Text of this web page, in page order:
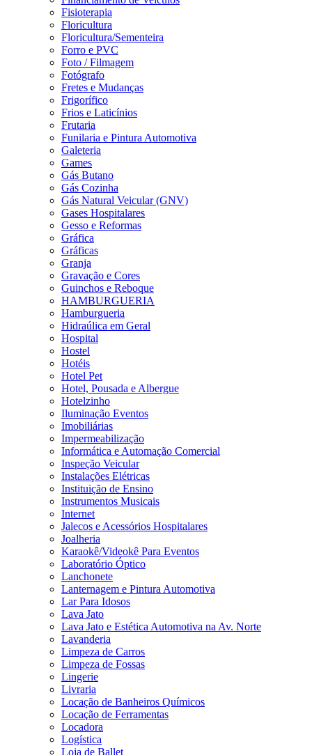
Fisioterapia
Floricultura
Floricultura/Sementeira
Forro e PVC
Foto / Filmagem
Fotógrafo
Fretes e Mudanças
Frigorífico
Frios e Laticínios
Frutaria
Funilaria e Pintura Automotiva
Galeteria
Games
Gás Butano
Gás Cozinha
Gás Natural Veicular (GNV)
Gases Hospitalares
Gesso e Reformas
Gráfica
Gráficas
Granja
Gravação e Cores
Guinchos e Reboque
HAMBURGUERIA
Hamburgueria
Hidraúlica em Geral
Hospital
Hostel
Hotéis
Hotel Pet
Hotel, Pousada e Albergue
Hotelzinho
Iluminação Eventos
Imobiliárias
Impermeabilização
Informática e Automação Comercial
Inspeção Veicular
Instalações Elétricas
Instituição de Ensino
Instrumentos Musicais
Internet
Jalecos e Acessórios Hospitalares
Joalheria
Karaokê/Videokê Para Eventos
Laboratório Óptico
Lanchonete
Lanternagem e Pintura Automotiva
Lar Para Idosos
Lava Jato
Lava Jato e Estética Automotiva na Av. Norte
Lavanderia
Limpeza de Carros
Limpeza de Fossas
Lingerie
Livraria
Locação de Banheiros Químicos
Locação de Ferramentas
Locadora
Logística
Loja de Ballet